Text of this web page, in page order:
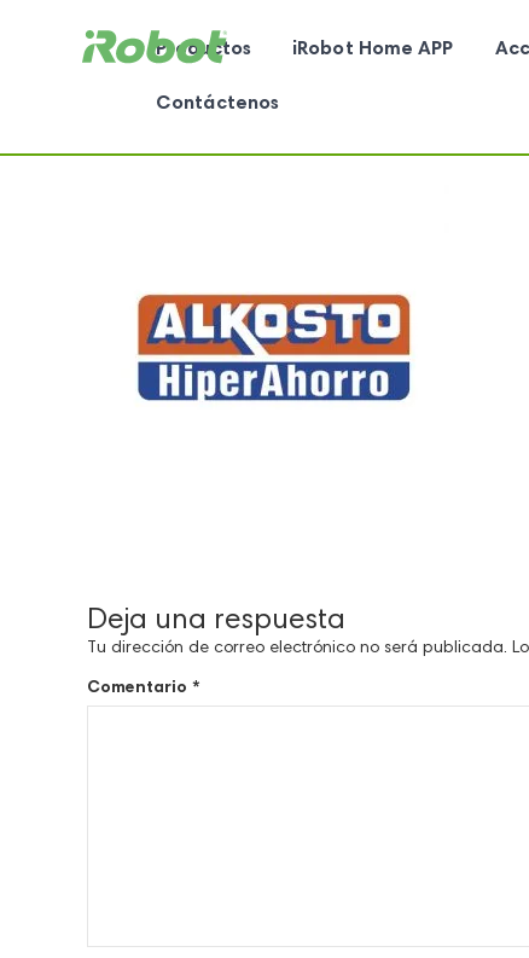
Productos iRobot Home APP
Contáctenos
Deja una respuesta
Tu dirección de correo electrónico no será publicada.
Comentario *